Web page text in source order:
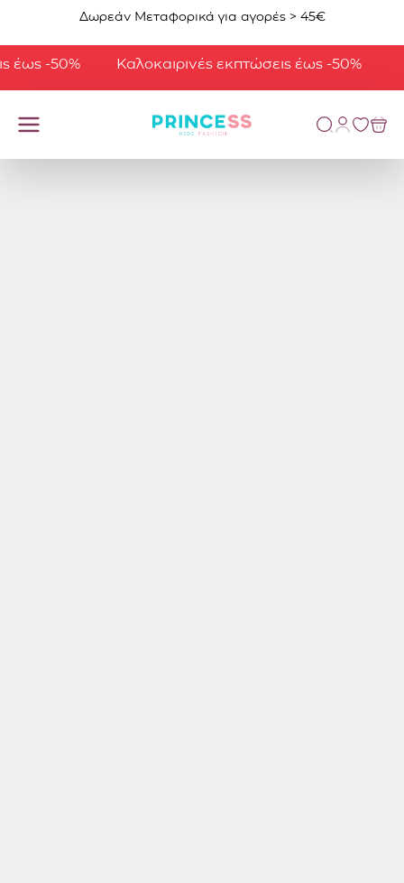
Μετάβαση στο περιεχόμενο
Δωρεάν Μεταφορικά για αγορές > 45€
-50% Καλοκαιρινές εκπτώσεις έως -50%